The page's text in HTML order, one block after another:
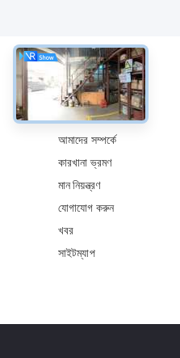
সম্বন্ধে
আমাদের সম্পর্কে
কারখানা ভ্রমণ
মান নিয়ন্ত্রণ
যোগাযোগ করুন
খবর
সাইটম্যাপ